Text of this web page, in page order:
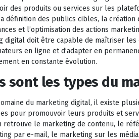
des produits ou services sur les
définition des publics cibles, la
et l’optimisation des actions
digital doit être capable de maîtriser
en ligne et d’adapter en
en constante évolution.
sont les types du
du marketing digital, il existe
pour promouvoir leurs produits et
retrouve le marketing de contenu, le
par e-mail, le marketing sur les